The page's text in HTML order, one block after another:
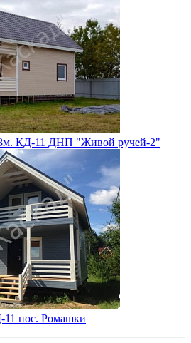
КД-11 ДНП "Живой ручей-2"
пос. Ромашки